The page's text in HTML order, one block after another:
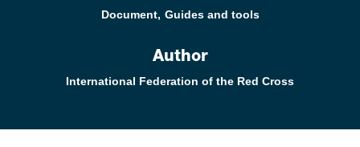
Document Guides and tools
Author
International Federation of the Red Cross